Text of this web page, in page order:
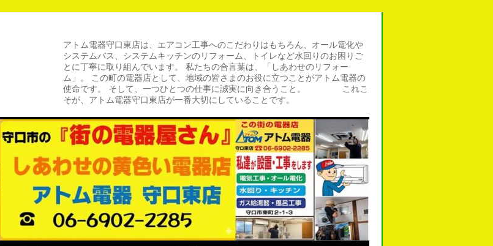
アトム電器守口東店は、エアコン工事へのこだわりはもちろん、オール電化や
システムバス、システムキッチンのリフォーム、トイレなど水回りのお困りご
とに丁寧に取り組んでいます。 私たちの合言葉は、「しあわせのリフォー
ム」。 この町の電器店として、地域の皆さまのお役に立つことがアトム電器の
使命です。 そして、一つひとつの仕事に誠実に向き合うこと。 これこ
そが、アトム電器守口東店が一番大切にしていることです。